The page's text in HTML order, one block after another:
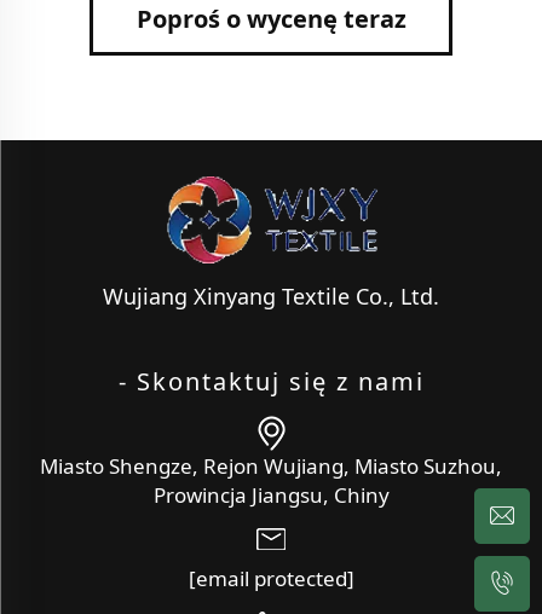
Poproś o wycenę teraz
Wujiang Xinyang Textile Co., Ltd.
- Skontaktuj się z nami
Miasto Shengze, Rejon Wujiang, Miasto Suzhou,
Prowincja Jiangsu, Chiny
[email protected]